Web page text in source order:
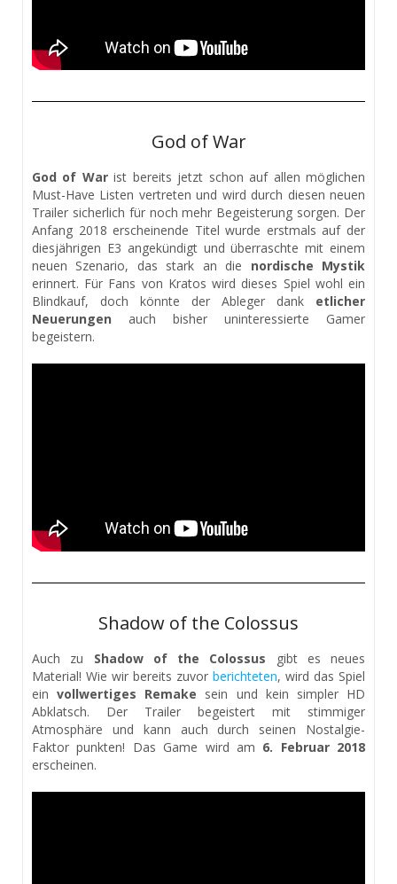
God of War
God of Warist bereits jetzt schon auf allen möglichen
Must-Have Listen vertreten und wird durch diesen neuen
Trailer sicherlich für noch mehr Begeisterung sorgen. Der
Anfang 2018 erscheinende Titel wurde erstmals auf der
diesjährigen E3 angekündigt und überraschte mit einem
neuen Szenario, das stark an die nordische Mystik
erinnert. Für Fans von Kratos wird dieses Spiel wohl ein
Blindkauf, doch könnte der Ableger dank etlicher
Neuerungen auch bisher uninteressierte Gamer
begeistern.
Shadow of the Colossus
Auch zu Shadow of the Colossus gibt es neues
Material! Wie wir bereits zuvor berichteten, wird das Spiel
einvollwertiges Remake sein und kein simpler HD
Abklatsch. Der Trailer begeistert mit stimmiger
Atmosphäre und kann auch durch seinen Nostalgie-
Faktor punkten! Das Game wird am 6. Februar 2018
erscheinen.